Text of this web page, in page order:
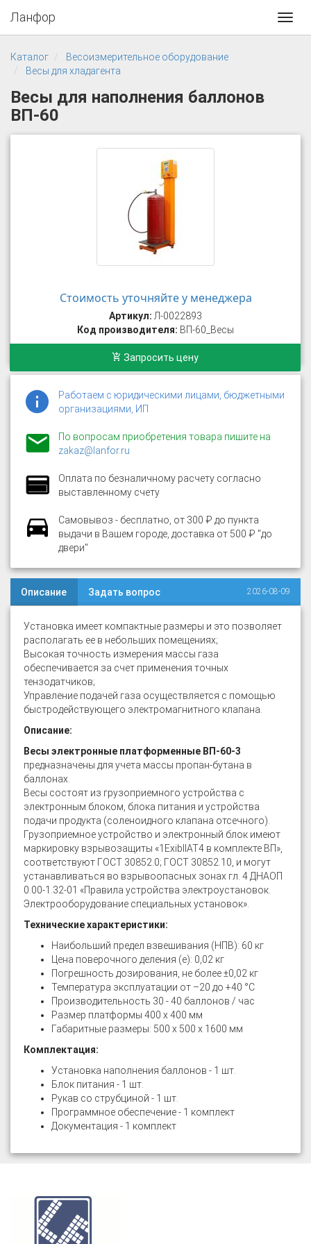
Ланфор
Каталог
Весоизмерительное оборудование
Весы для хладагента
Весы для наполнения баллонов
ВП-60
Стоимость уточняйте у менеджера
Артикул: Л-0022893
Код производителя: ВП-60_Весы
Запросить цену
Работаем с юридическими лицами, бюджетными
организациями, ИП
По вопросам приобретения товара пишите на
zakaz@lanfor.ru
Оплата по безналичному расчету согласно
выставленному счету
Самовывоз - бесплатно, от 300 ₽ до пункта
выдачи в Вашем городе, доставка от 500 ₽ "до
двери"
Описание Задать вопрос 2026-08-09
Установка имеет компактные размеры и это позволяет
располагать ее в небольших помещениях;
Высокая точность измерения массы газа
обеспечивается за счет применения точных
тензодатчиков;
Управление подачей газа осуществляется с помощью
быстродействующего электромагнитного клапана.
Описание:
Весы электронные платформенные ВП-60-3
предназначены для учета массы пропан-бутана в
баллонах.
Весы состоят из грузоприемного устройства с
электронным блоком, блока питания и устройства
подачи продукта (соленоидного клапана отсечного).
Грузоприемное устройство и электронный блок имеют
маркировку взрывозащиты «1EхibIIАТ4 в комплекте ВП»,
соответствуют ГОСТ 30852.0; ГОСТ 30852.10, и могут
устанавливаться во взрывоопасных зонах гл. 4 ДНАОП
0.00-1.32-01 «Правила устройства электроустановок.
Электрооборудование специальных установок».
Технические характеристики:
Наибольший предел взвешивания (НПВ): 60 кг
Цена поверочного деления (е): 0,02 кг
Погрешность дозирования, не более ±0,02 кг
Температура эксплуатации от –20 до +40 °С
Производительность 30 - 40 баллонов / час
Размер платформы 400 х 400 мм
Габаритные размеры: 500 х 500 х 1600 мм
Комплектация:
Установка наполнения баллонов - 1 шт.
Блок питания - 1 шт.
Рукав со струбциной - 1 шт.
Программное обеспечение - 1 комплект
Документация - 1 комплект